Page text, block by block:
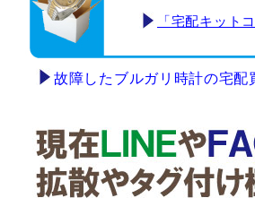
「宅配キット
故障したブルガリ時計の宅